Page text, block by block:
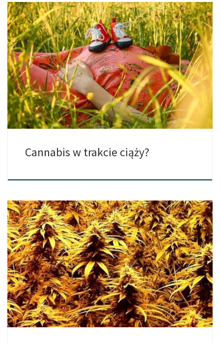
Tak to już jest z badaniami naukowymi, że jesteśmy czegoś […]
Cannabis w trakcie ciąży?
Istnieją dwa główne składniki marihuany. Jest to kannabidiol (lub
CBD) […]